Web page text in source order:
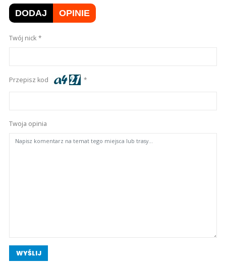
DODAJ OPINIE
Twój nick
Przepisz kod
Twoja opinia
WYŚLIJ